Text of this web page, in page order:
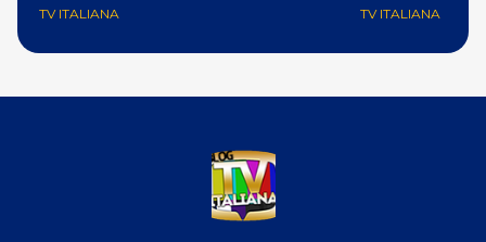
TV ITALIANA TV ITALIANA